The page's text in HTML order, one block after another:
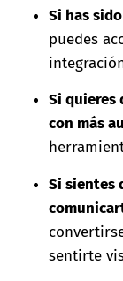
Si has
puedes
Si quieres
con más
Si sientes
sentirte